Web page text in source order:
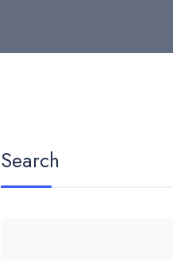
Search